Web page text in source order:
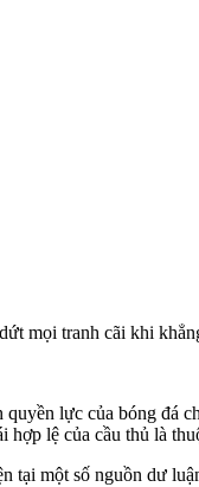
mọi tranh cãi khi
lực của bóng đá
lệ của cầu thủ là
tại một số nguồn dư